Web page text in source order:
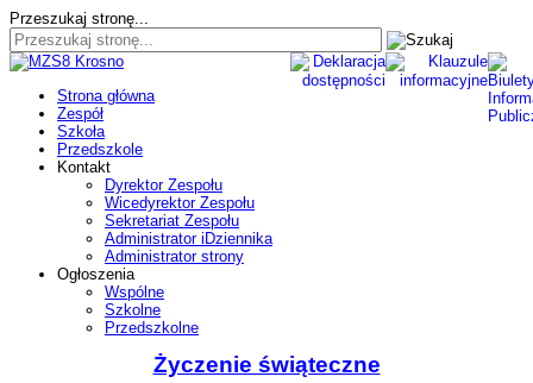
Przeszukaj stronę...
Strona główna
Zespół
Szkoła
Przedszkole
Kontakt
Dyrektor Zespołu
Wicedyrektor Zespołu
Sekretariat Zespołu
Administrator iDziennika
Administrator strony
Ogłoszenia
Wspólne
Szkolne
Przedszkolne
Życzenie świąteczne